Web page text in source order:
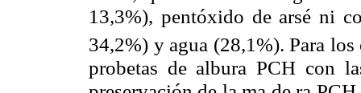
13,3%), pentóxido de arsé ni
34,2%) y agua (28,1%). Para
probetas de albura PCH con